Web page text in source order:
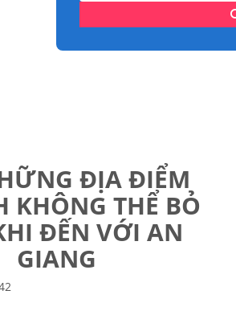
ĐỊA ĐIỂM
KHÔNG THỂ BỎ
ĐẾN VỚI AN
GIANG